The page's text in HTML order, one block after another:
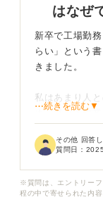
はなぜ
新卒で工場勤
らい」という
きました。
私はあまり人
め、黙々と作
考え直したほ
いて教えてくだ
⋯続きを読む▼
その他 回答
質問日：
※質問は、エントリー
程の中で寄せられた内